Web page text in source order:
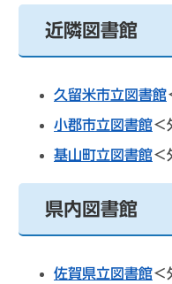
近隣図書館
久留米市立図書館
小郡市立図書館＜
基山町立図書館＜
県内図書館
佐賀県立図書館＜